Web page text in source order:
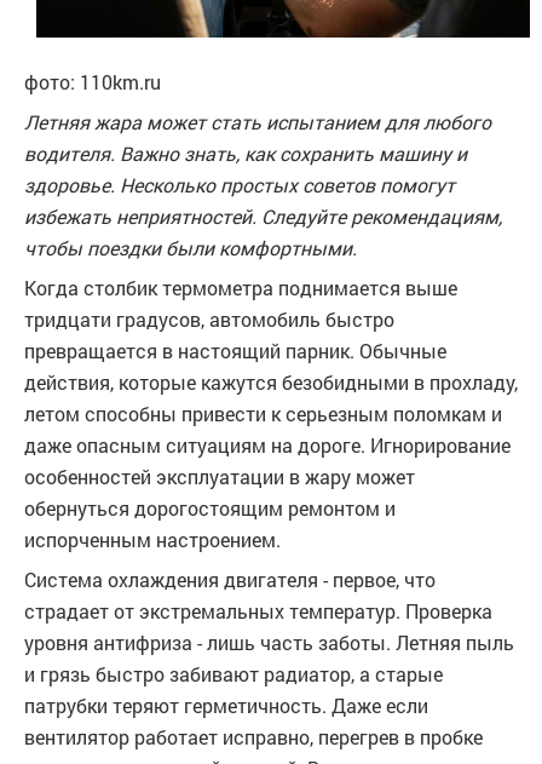
фото: 110km.ru
Летняя жара может стать испытанием для любого
водителя. Важно знать, как сохранить машину и
здоровье. Несколько простых советов помогут
избежать неприятностей. Следуйте рекомендациям,
чтобы поездки были комфортными.
Когда столбик термометра поднимается выше
тридцати градусов, автомобиль быстро
превращается в настоящий парник. Обычные
действия, которые кажутся безобидными в прохладу,
летом способны привести к серьезным поломкам и
даже опасным ситуациям на дороге. Игнорирование
особенностей эксплуатации в жару может
обернуться дорогостоящим ремонтом и
испорченным настроением.
Система охлаждения двигателя - первое, что
страдает от экстремальных температур. Проверка
уровня антифриза - лишь часть заботы. Летняя пыль
и грязь быстро забивают радиатор, а старые
патрубки теряют герметичность. Даже если
вентилятор работает исправно, перегрев в пробке